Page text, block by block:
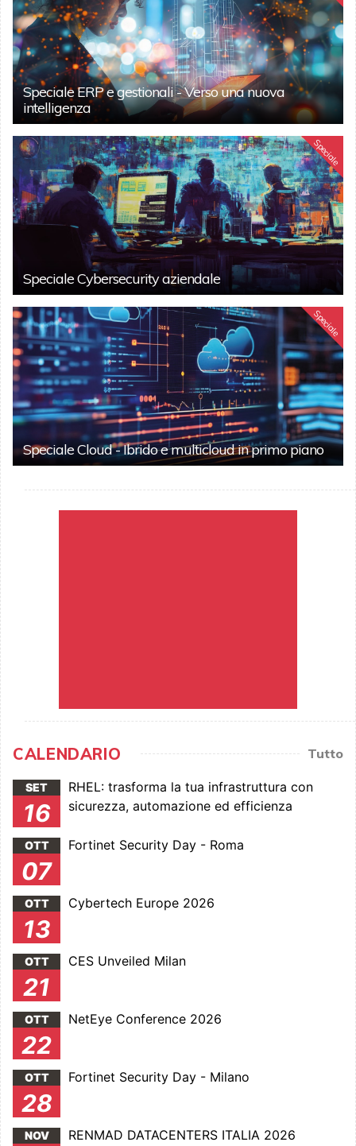
Speciale ERP e gestionali - Verso una nuova
intelligenza
Speciale
Speciale Cybersecurity aziendale
Speciale
Speciale Cloud - Ibrido e multicloud in primo piano
CALENDARIO Tutto
SET
16
RHEL: trasforma la tua infrastruttura con
sicurezza, automazione ed efficienza
OTT
07
Fortinet Security Day - Roma
OTT
13
Cybertech Europe 2026
OTT
21
CES Unveiled Milan
OTT
22
NetEye Conference 2026
OTT
28
Fortinet Security Day - Milano
NOV RENMAD DATACENTERS ITALIA 2026